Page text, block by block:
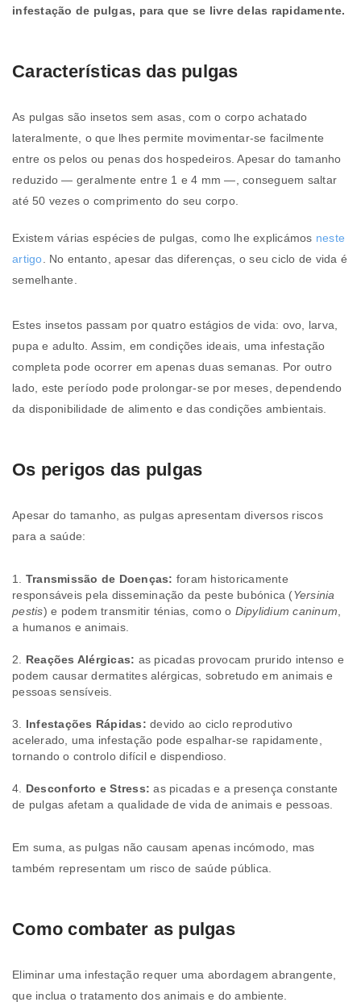
infestação de pulgas, para que se livre delas rapidamente.
Características das pulgas
As pulgas são insetos sem asas, com o corpo achatado
lateralmente, o que lhes permite movimentar-se facilmente
entre os pelos ou penas dos hospedeiros. Apesar do tamanho
reduzido — geralmente entre 1 e 4 mm —, conseguem saltar
até 50 vezes o comprimento do seu corpo.
Existem várias espécies de pulgas, como lhe explicámos neste
artigo . No entanto, apesar das diferenças, o seu ciclo de vida é
semelhante.
Estes insetos passam por quatro estágios de vida: ovo, larva,
pupa e adulto. Assim, em condições ideais, uma infestação
completa pode ocorrer em apenas duas semanas. Por outro
lado, este período pode prolongar-se por meses, dependendo
da disponibilidade de alimento e das condições ambientais.
Os perigos das pulgas
Apesar do tamanho, as pulgas apresentam diversos riscos
para a saúde:
Transmissão de Doenças: foram historicamente
responsáveis pela disseminação da peste bubónica (Yersinia
pestis) e podem transmitir ténias, como o Dipylidium caninum
a humanos e animais.
Reações Alérgicas: as picadas provocam prurido intenso e
podem causar dermatites alérgicas, sobretudo em animais e
pessoas sensíveis.
Infestações Rápidas: devido ao ciclo reprodutivo
acelerado, uma infestação pode espalhar-se rapidamente,
tornando o controlo difícil e dispendioso.
Desconforto e Stress: as picadas e a presença constante
de pulgas afetam a qualidade de vida de animais e pessoas.
Em suma, as pulgas não causam apenas incómodo, mas
também representam um risco de saúde pública.
Como combater as pulgas
Eliminar uma infestação requer uma abordagem abrangente,
que inclua o tratamento dos animais e do ambiente.